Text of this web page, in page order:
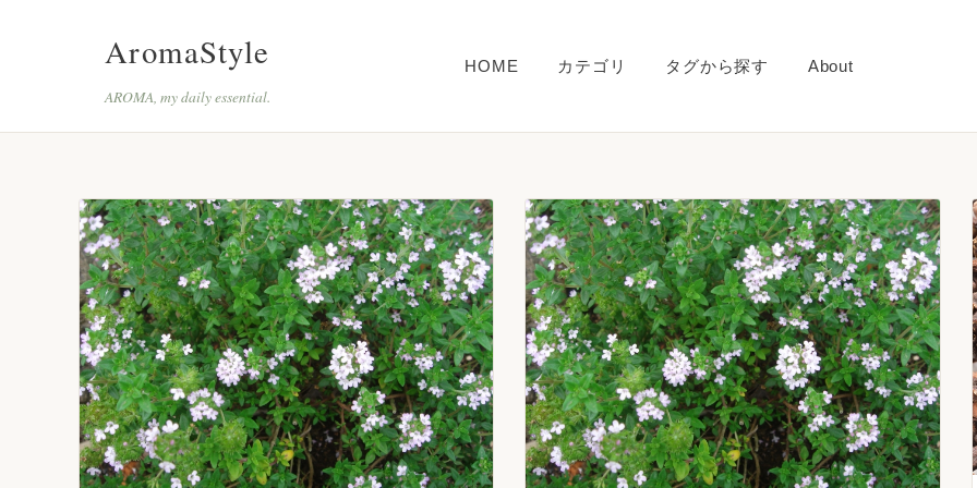
AromaStyle
AROMA, my daily essential.
HOME カテゴリ タグから探す About